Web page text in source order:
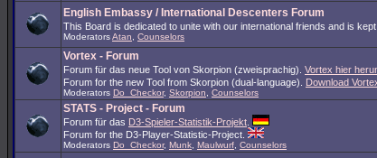
English Embassy / International Descenters Forum
This Board is dedicated to unite with our international friends and is
ModeratorsAtan Counselors
Vortex - Forum
Forum für das neue Tool von Skorpion (zweisprachig). Vortex hier
Forum for the new Tool from Skorpion (dual-language). Download
Moderators Do_Checkor, Skorpion Counselors
STATS - Project - Forum
Forum für das D3-Spieler-Statistik-Projekt
Forum for the D3-Player-Statistic-Project.
Moderators Do_Checkor, Munk Maulwurf Counselors